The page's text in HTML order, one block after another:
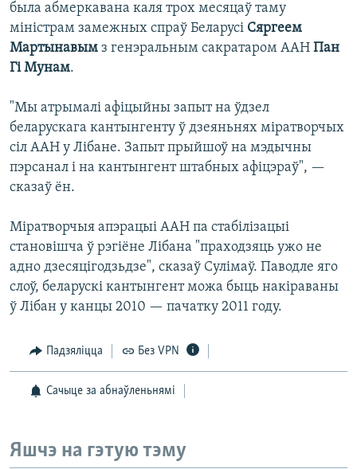
была абмеркавана каля трох месяцаў таму
міністрам замежных спраў Беларусі Сяргеем
Мартынавым з генэральным сакратаром ААН Пан
Гі Мунам.
"Мы атрымалі афіцыйны запыт на ўдзел
беларускага кантынгенту ў дзеяньнях міратворчых
сіл ААН у Лібане. Запыт прыйшоў на мэдычны
пэрсанал і на кантынгент штабных афіцэраў", —
сказаў ён.
Міратворчыя апэрацыі ААН па стабілізацыі
становішча ў рэгіёне Лібана "праходзяць ужо не
адно дзесяцігодзьдзе", сказаў Сулімаў. Паводле яго
слоў, беларускі кантынгент можа быць накіраваны
ў Лібан у канцы 2010 — пачатку 2011 году.
Падзяліцца Без VPN
Сачыце за абнаўленьнямі
Яшчэ на гэтую тэму